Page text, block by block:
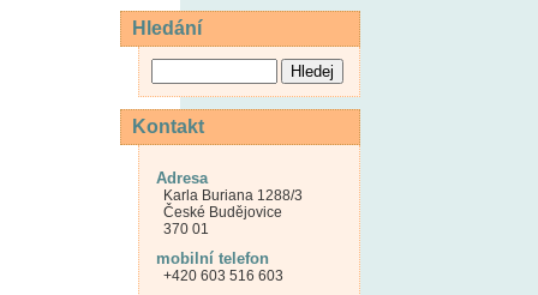
Hledání
Kontakt
Adresa
Karla Buriana 1288/3
České Budějovice
370 01
mobilní telefon
+420 603 516 603